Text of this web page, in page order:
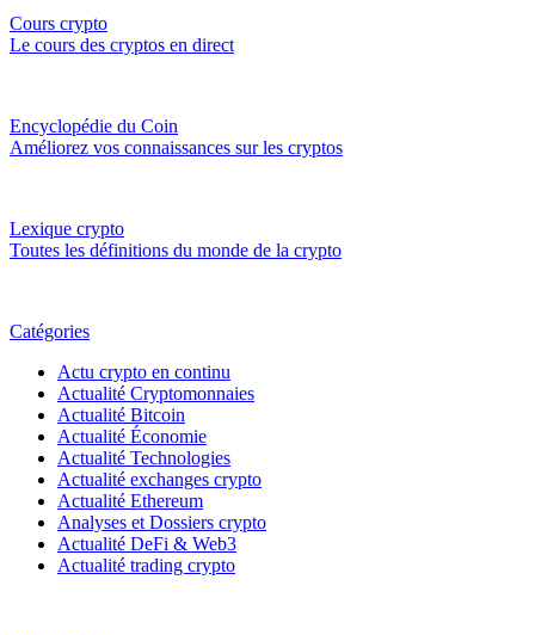
Cours crypto
Le cours des cryptos en direct
Encyclopédie du Coin
Améliorez vos connaissances sur les cryptos
Lexique crypto
Toutes les définitions du monde de la crypto
Catégories
Actu crypto en continu
Actualité Cryptomonnaies
Actualité Bitcoin
Actualité Économie
Actualité Technologies
Actualité exchanges crypto
Actualité Ethereum
Analyses et Dossiers crypto
Actualité DeFi & Web3
Actualité trading crypto